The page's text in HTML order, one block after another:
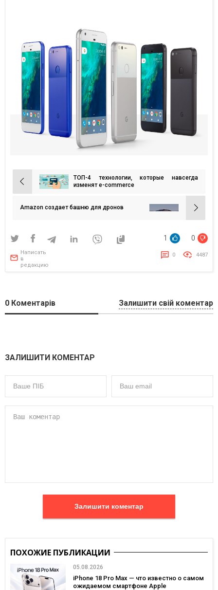
Навигация
по
записям
ТОП-4 технологии, которые навсегда
изменят e-commerce
Amazon создает башню для дронов
1 0
Написать
в
редакцию
0 4487
0 Коментарів Залишити свій коментар
ЗАЛИШИТИ КОМЕНТАР
Залишити коментар
ПОХОЖИЕ ПУБЛИКАЦИИ
05.08.2026
iPhone 18 Pro Max — что известно о самом
ожидаемом смартфоне Apple